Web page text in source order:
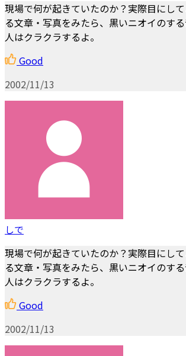
現場で何が起きていたのか？実際目にし
る文章・写真をみたら、黒いニオイのす
人はクラクラするよ。
Good
2002/11/13
しで
現場で何が起きていたのか？実際目にし
る文章・写真をみたら、黒いニオイのす
人はクラクラするよ。
Good
2002/11/13